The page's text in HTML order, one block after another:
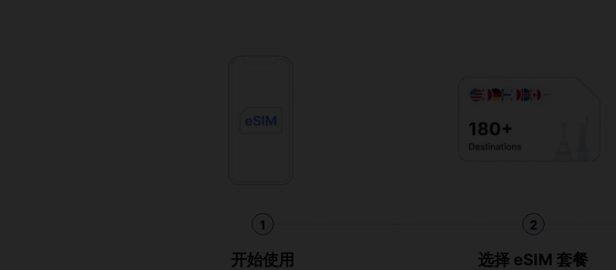
1
开始使用
2
选择 eSIM 套餐